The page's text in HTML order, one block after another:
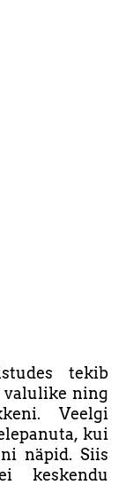
tekib
valulike ning
Veelgi
kui
näpid. Siis
keskendu